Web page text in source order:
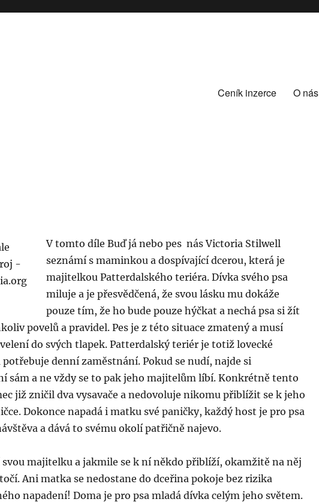
Ceník inzerce O nás
V tomto díle Buď já nebo pes nás Victoria Stilwell
seznámí s maminkou a dospívající dcerou, která je
majitelkou Patterdalského teriéra. Dívka svého psa
miluje a je přesvědčená, že svou lásku mu dokáže
pouze tím, že ho bude pouze hýčkat a nechá psa si žít
povelů a pravidel. Pes je z této situace zmatený a musí
do svých tlapek. Patterdalský teriér je totiž lovecké
potřebuje denní zaměstnání. Pokud se nudí, najde si
sám a ne vždy se to pak jeho majitelům líbí. Konkrétně tento
již zničil dva vysavače a nedovoluje nikomu přiblížit se k jeho
Dokonce napadá i matku své paničky, každý host je pro psa
a dává to svému okolí patřičně najevo.
svou majitelku a jakmile se k ní někdo přiblíží, okamžitě na něj
Ani matka se nedostane do dceřina pokoje bez rizika
napadení! Doma je pro psa mladá dívka celým jeho světem.